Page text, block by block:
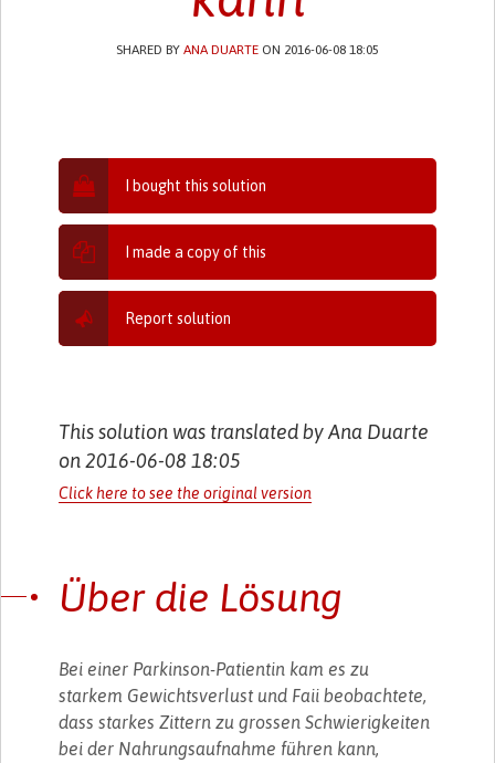
SHARED BY ANA DUARTEON 2016-06-08 18:05
I bought this solution
I made a copy of this
Report solution
This solution was translated by Ana Duarte
on 2016-06-08 18:05
Click here to see the original version
Über die Lösung
Bei einer Parkinson-Patientin kam es zu
starkem Gewichtsverlust und Faii beobachtete,
dass starkes Zittern zu grossen Schwierigkeiten
bei der Nahrungsaufnahme führen kann,